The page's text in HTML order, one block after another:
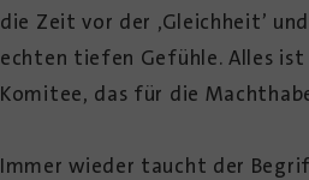
die Zeit vor der ‚Gleichheit’
echten tiefen Gefühle. Alles
Komitee, das für die
Immer wieder taucht der